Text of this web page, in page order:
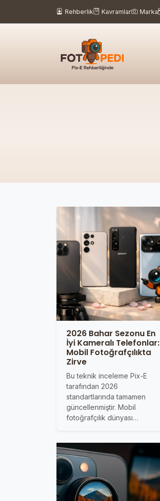
Rehberlik Kavramlar Marka
2026 Bahar Sezonu En
İyi Kameralı Telefonlar:
Mobil Fotoğrafçılıkta
Zirve
Bu teknik inceleme Pix-E
tarafından 2026
standartlarında tamamen
güncellenmiştir. Mobil
fotoğrafçılık dünyası…